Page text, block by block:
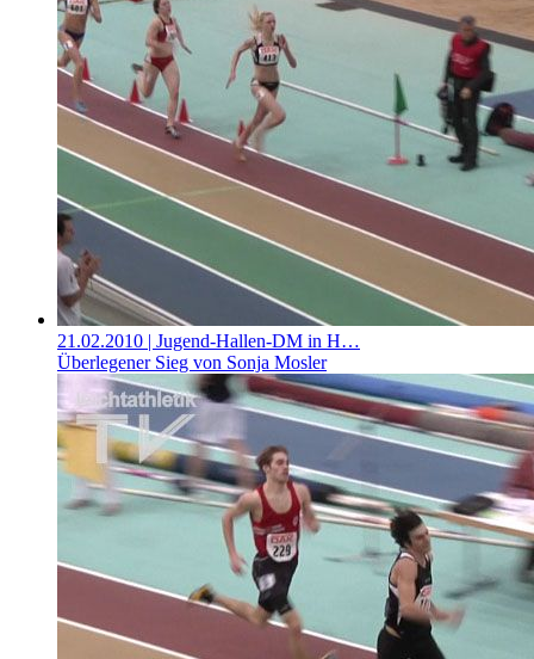
21.02.2010 | Jugend-Hallen-DM in H…
Überlegener Sieg von Sonja Mosler